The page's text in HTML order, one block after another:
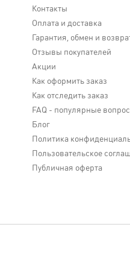
Контакты
Оплата и доставка
Гарантия, обмен и
Отзывы покупателей
Акции
Как оформить заказ
Как отследить заказ
FAQ - популярные
Блог
Политика
Пользовательское
Публичная оферта